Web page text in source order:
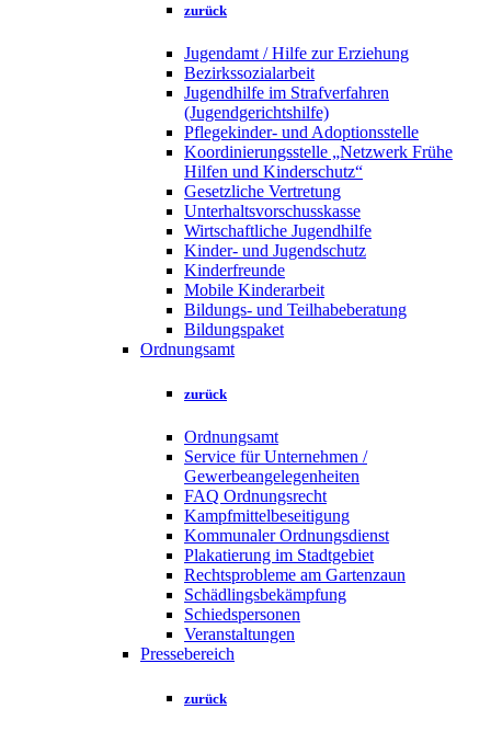
zurück
Jugendamt / Hilfe zur Erziehung
Bezirkssozialarbeit
Jugendhilfe im Strafverfahren
(Jugendgerichtshilfe)
Pflegekinder- und Adoptionsstelle
Koordinierungsstelle „Netzwerk Frühe
Hilfen und Kinderschutz“
Gesetzliche Vertretung
Unterhaltsvorschusskasse
Wirtschaftliche Jugendhilfe
Kinder- und Jugendschutz
Kinderfreunde
Mobile Kinderarbeit
Bildungs- und Teilhabeberatung
Bildungspaket
Ordnungsamt
zurück
Ordnungsamt
Service für Unternehmen /
Gewerbeangelegenheiten
FAQ Ordnungsrecht
Kampfmittelbeseitigung
Kommunaler Ordnungsdienst
Plakatierung im Stadtgebiet
Rechtsprobleme am Gartenzaun
Schädlingsbekämpfung
Schiedspersonen
Veranstaltungen
Pressebereich
zurück